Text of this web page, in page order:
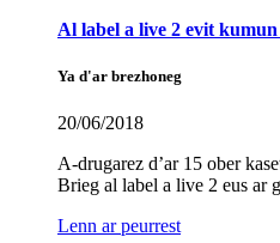
Al label a live 2 evit
Ya d'ar brezhoneg
20/06/2018
A-drugarez d’ar 15 ober
Brieg al label a live 2 eus ar
Lenn ar peurrest